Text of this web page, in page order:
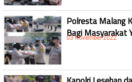
Polresta Malang
Bagi Masyarakat
03 November 2022